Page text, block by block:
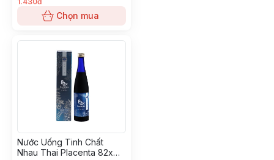
Chọn mua
Nước Uống Tinh Chất
Nhau Thai Placenta 82x